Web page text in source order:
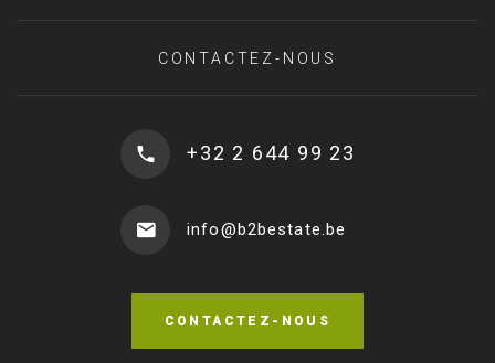
CONTACTEZ-NOUS
+32 2 644 99 23
info@b2bestate.be
CONTACTEZ-NOUS